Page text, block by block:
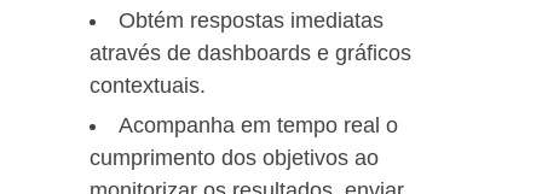
Obtém respostas imediatas
através de dashboards e gráficos
contextuais.
Acompanha em tempo real o
cumprimento dos objetivos ao